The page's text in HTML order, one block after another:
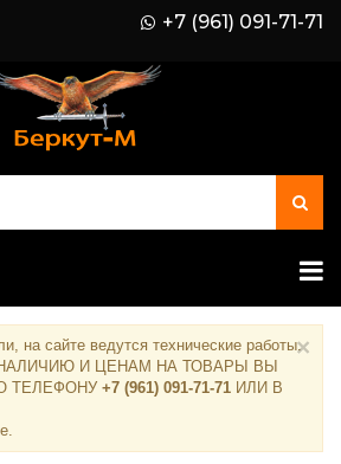
+7 (961) 091-71-71
на сайте ведутся технические работы.
И ЦЕНАМ НА ТОВАРЫ ВЫ
ТЕЛЕФОНУ +7 (961) 091-71-71 ИЛИ В
×